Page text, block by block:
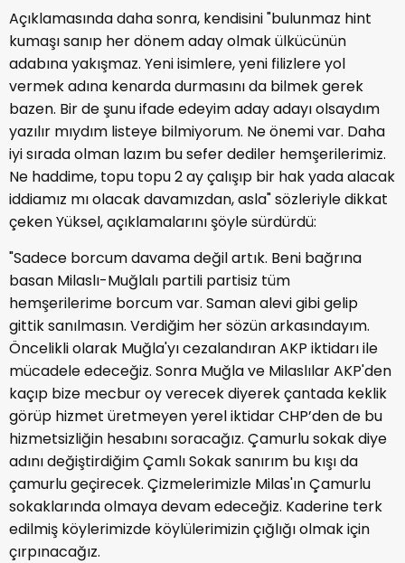
Açıklamasında daha sonra, kendisini "bulunmaz hint
kumaşı sanıp her dönem aday olmak ülkücünün
adabına yakışmaz. Yeni isimlere, yeni filizlere yol
vermek adına kenarda durmasını da bilmek gerek
bazen. Bir de şunu ifade edeyim aday adayı olsaydım
yazılır mıydım listeye bilmiyorum. Ne önemi var. Daha
iyi sırada olman lazım bu sefer dediler hemşerilerimiz.
Ne haddime, topu topu 2 ay çalışıp bir hak yada alacak
iddiamız mı olacak davamızdan, asla" sözleriyle dikkat
çeken Yüksel, açıklamalarını şöyle sürdürdü:
"Sadece borcum davama değil artık. Beni bağrına
basan Milaslı-Muğlalı partili partisiz tüm
hemşerilerime borcum var. Saman alevi gibi gelip
gittik sanılmasın. Verdiğim her sözün arkasındayım.
Öncelikli olarak Muğla'yı cezalandıran AKP iktidarı ile
mücadele edeceğiz. Sonra Muğla ve Milaslılar AKP'den
kaçıp bize mecbur oy verecek diyerek çantada keklik
görüp hizmet üretmeyen yerel iktidar CHP’den de bu
hizmetsizliğin hesabını soracağız. Çamurlu sokak diye
adını değiştirdiğim Çamlı Sokak sanırım bu kışı da
çamurlu geçirecek. Çizmelerimizle Milas'ın Çamurlu
sokaklarında olmaya devam edeceğiz. Kaderine terk
edilmiş köylerimizde köylülerimizin çığlığı olmak için
çırpınacağız.